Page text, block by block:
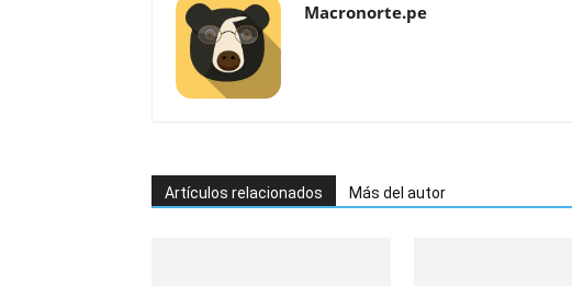
Macronorte.pe
Artículos relacionados Más del autor